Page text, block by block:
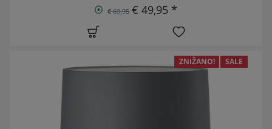
€ 69,95 € 49,95 *
ZNIŽANO! SALE